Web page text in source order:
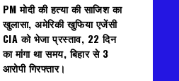
PM मोदी की हत्या की साजिश का
खुलासा, अमेरिकी खुफिया एजेंसी
CIA को भेजा प्रस्ताव, 22 दिन
का मांगा था समय, बिहार से 3
आरोपी गिरफ्तार।